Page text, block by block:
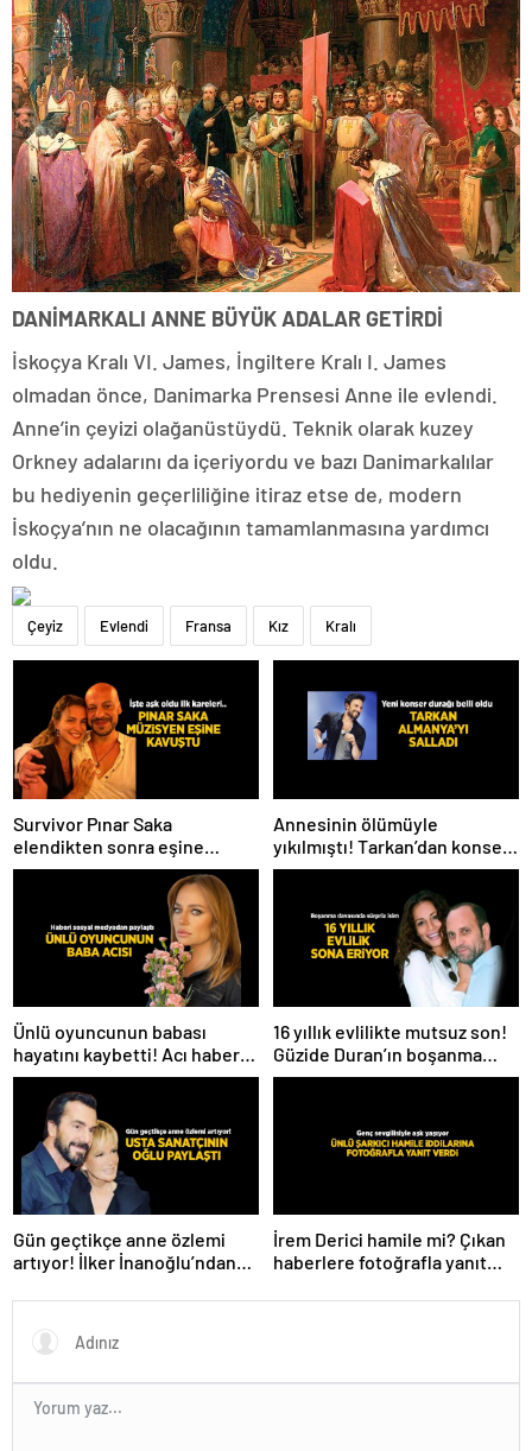
DANİMARKALI ANNE BÜYÜK ADALAR GETİRDİ
İskoçya Kralı VI. James, İngiltere Kralı I. James
olmadan önce, Danimarka Prensesi Anne ile evlendi.
Anne’in çeyizi olağanüstüydü. Teknik olarak kuzey
Orkney adalarını da içeriyordu ve bazı Danimarkalılar
bu hediyenin geçerliliğine itiraz etse de, modern
İskoçya’nın ne olacağının tamamlanmasına yardımcı
oldu.
Çeyiz Evlendi Fransa Kız Kralı
Survivor Pınar Saka
elendikten sonra eşine
kavuştu! Aşk dolu fotoğrafını
Instagram’dan paylaştı
Annesinin ölümüyle
yıkılmıştı! Tarkan’dan konser
paylaşımı
Ünlü oyuncunun babası
hayatını kaybetti! Acı haberi
sosyal medyadan duyurdu
16 yıllık evlilikte mutsuz son!
Güzide Duran’ın boşanma
davasında sürpriz isim tanık
Gün geçtikçe anne özlemi
artıyor! İlker İnanoğlu’ndan
İrem Derici hamile mi? Çıkan
haberlere fotoğrafla yanıt